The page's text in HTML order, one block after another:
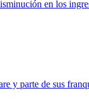
en los
y parte de sus